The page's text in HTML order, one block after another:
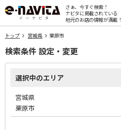
さぁ、今すぐ検索！
ナビタに掲載されている
地元のお店の情報が満載！
トップ 宮城県 栗原市
検索条件 設定・変更
選択中のエリア
宮城県
栗原市